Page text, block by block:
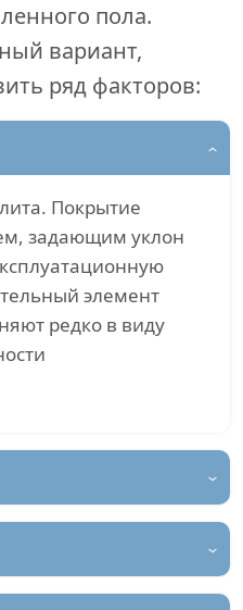
пола.
вариант,
ряд факторов:
Покрытие
задающим уклон
элемент
редко в виду